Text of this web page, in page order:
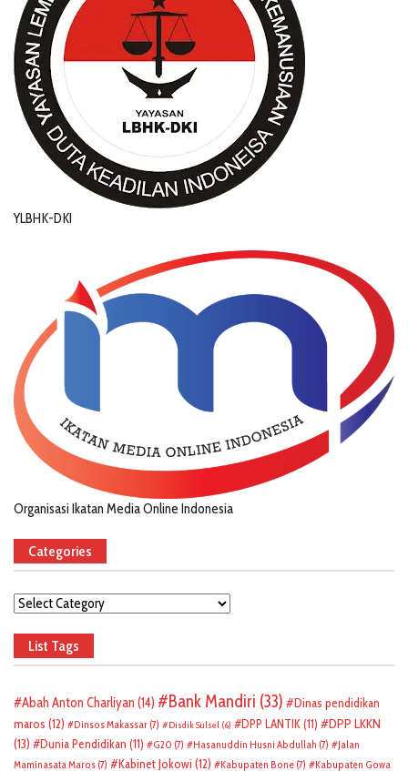
YLBHK-DKI
Organisasi Ikatan Media Online Indonesia
Categories
Categories
List Tags
Abah Anton Charliyan (14) Bank Mandiri (33)
Dinas pendidikan
maros (12) Dinsos Makassar (7) Disdik Sulsel (6) DPP LANTIK(11)
DPP LKKN
(13)
Dunia Pendidikan (11) G20 (7) Hasanuddin Husni Abdullah (7)
Jalan
Maminasata Maros (7) Kabinet Jokowi (12) Kabupaten Bone (7) Kabupaten Gowa